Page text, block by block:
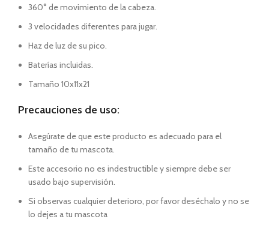
360° de movimiento de la cabeza.
3 velocidades diferentes para jugar.
Haz de luz de su pico.
Baterías incluidas.
Tamaño 10x11x21
Precauciones de uso:
Asegúrate de que este producto es adecuado para el
tamaño de tu mascota.
Este accesorio no es indestructible y siempre debe ser
usado bajo supervisión.
Si observas cualquier deterioro, por favor deséchalo y no se
lo dejes a tu mascota